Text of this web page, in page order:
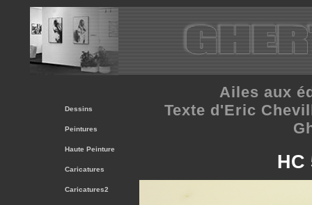
Dessins
Peintures
Haute Peinture
Caricatures
Caricatures2
Ailes aux
Texte d'Eric
HC